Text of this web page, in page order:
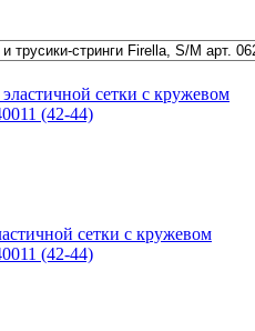
сетки с кружевом
(42-44)